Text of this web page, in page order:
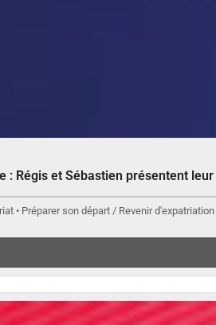
: Régis et Sébastien présentent
• Préparer son départ / Revenir d'expatriation